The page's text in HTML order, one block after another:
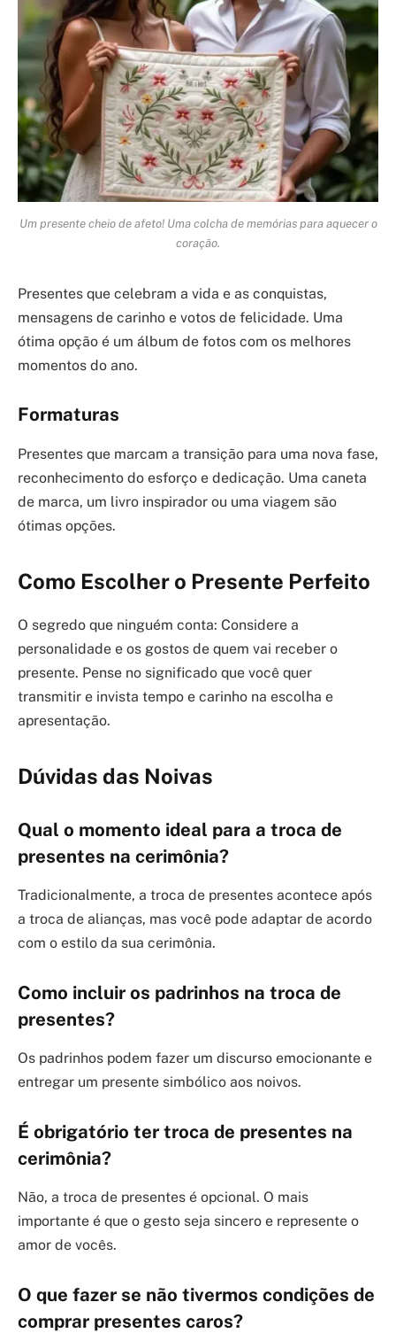
Um presente cheio de afeto! Uma colcha de memórias para aquecer o
coração.
Presentes que celebram a vida e as conquistas,
mensagens de carinho e votos de felicidade. Uma
ótima opção é um álbum de fotos com os melhores
momentos do ano.
Formaturas
Presentes que marcam a transição para uma nova fase,
reconhecimento do esforço e dedicação. Uma caneta
de marca, um livro inspirador ou uma viagem são
ótimas opções.
Como Escolher o Presente Perfeito
O segredo que ninguém conta: Considere a
personalidade e os gostos de quem vai receber o
presente. Pense no significado que você quer
transmitir e invista tempo e carinho na escolha e
apresentação.
Dúvidas das Noivas
Qual o momento ideal para a troca de
presentes na cerimônia?
Tradicionalmente, a troca de presentes acontece após
a troca de alianças, mas você pode adaptar de acordo
com o estilo da sua cerimônia.
Como incluir os padrinhos na troca de
presentes?
Os padrinhos podem fazer um discurso emocionante e
entregar um presente simbólico aos noivos.
É obrigatório ter troca de presentes na
cerimônia?
Não, a troca de presentes é opcional. O mais
importante é que o gesto seja sincero e represente o
amor de vocês.
O que fazer se não tivermos condições de
comprar presentes caros?